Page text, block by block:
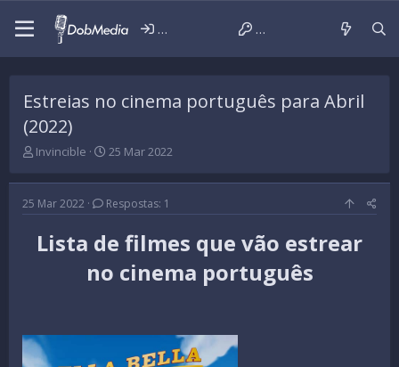
Iniciar sessão Criar conta
Estreias no cinema português para Abril
(2022)
T
r
e
a
r
Invincible
D
t
a
d
i
í
25 Mar 2022
25 Mar 2022 Respostas: 1
Lista de filmes que vão estrear
no cinema português